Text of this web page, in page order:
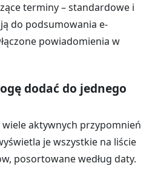
terminy – standardowe i
do podsumowania e-
powiadomienia w
dodać do jednego
aktywnych przypomnień
je wszystkie na liście
posortowane według daty.